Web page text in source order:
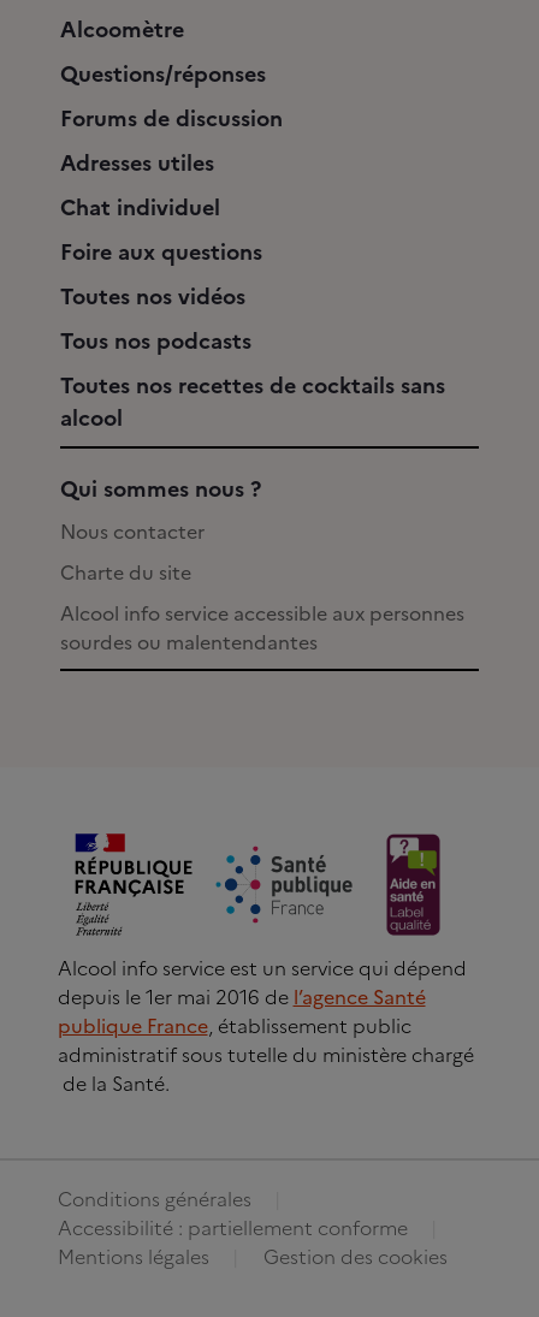
Alcoomètre
Questions/réponses
Forums de discussion
Adresses utiles
Chat individuel
Foire aux questions
Toutes nos vidéos
Tous nos podcasts
Toutes nos recettes de cocktails sans
alcool
Qui sommes nous ?
Nous contacter
Charte du site
Alcool info service accessible aux personnes
sourdes ou malentendantes
Alcool info service est un service qui dépend
depuis le 1er mai 2016 de l’agence Santé
publique France, établissement public
administratif sous tutelle du ministère chargé
de la Santé.
Conditions générales
Accessibilité : partiellement conforme
Mentions légales
Gestion des cookies